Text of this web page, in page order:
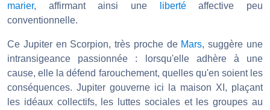
marier, affirmant ainsi une libertéaffective peu
conventionnelle.
Ce Jupiter en Scorpion, très proche de Mars, suggère une
intransigeance passionnée : lorsqu'elle adhère à une
cause, elle la défend farouchement, quelles qu'en soient les
conséquences. Jupiter gouverne ici la maison XI, plaçant
les idéaux collectifs, les luttes sociales et les groupes au